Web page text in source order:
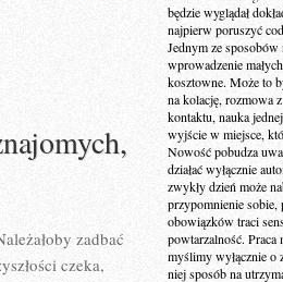
zadbać
czeka,
będzie wyglądał
najpierw poruszyć
Jednym ze sposobów
wprowadzenie
kosztowne. Może to
na kolację, rozmowa
kontaktu, nauka
wyjście w miejsce,
Nowość pobudza
działać wyłącznie
zwykły dzień może
przypomnienie sobie,
obowiązków traci
powtarzalność. Praca
myślimy wyłącznie o
niej sposób na